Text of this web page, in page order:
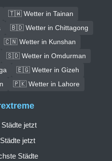
🇹🇼 Wetter in Tainan
🇧🇩 Wetter in Chittagong
🇨🇳 Wetter in Kunshan
🇸🇩 Wetter in Omdurman
🇪🇬 Wetter in Gizeh
🇵🇰 Wetter in Lahore
jetzt
jetzt
Städte